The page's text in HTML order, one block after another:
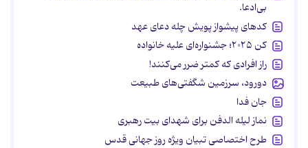
بی‌ادعا.
کدهای پیشواز پویش چله دعای عهد
کن ۲۰۲۵؛ جشنواره‌ای علیه خانواده
راز افرادی که کمتر ضرر می‌کنند!
دورود، سرزمین شگفتی‌های طبیعت
جان فدا
نماز لیله الدفن برای شهدای بیت رهبری
طرح اختصاصی تبیان ویژه روز جهانی قدس